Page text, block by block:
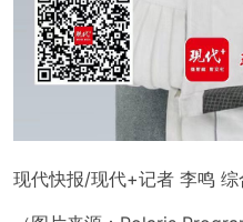
现代快报/现代+记者 李鸣 综